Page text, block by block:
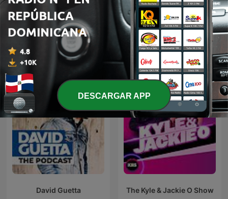
Tomorrowland Friendship
Mix
Kafa Radyo Podcast
David Guetta The Kyle & Jackie O Show
DESCARGAR APP